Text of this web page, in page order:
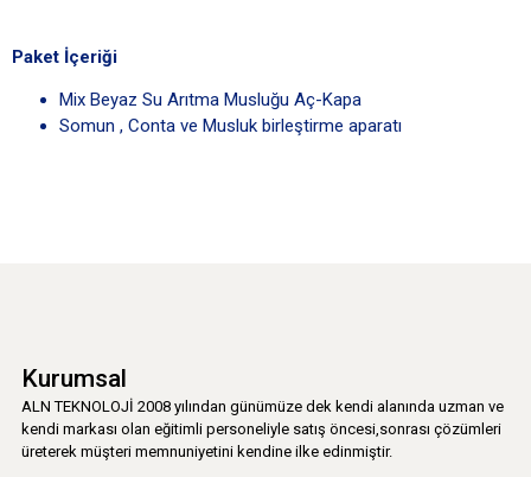
Paket İçeriği
Mix Beyaz Su Arıtma Musluğu Aç-Kapa
Somun , Conta ve Musluk birleştirme aparatı
Kurumsal
ALN TEKNOLOJİ 2008 yılından günümüze dek kendi alanında uzman ve
kendi markası olan eğitimli personeliyle satış öncesi,sonrası çözümleri
üreterek müşteri memnuniyetini kendine ilke edinmiştir.